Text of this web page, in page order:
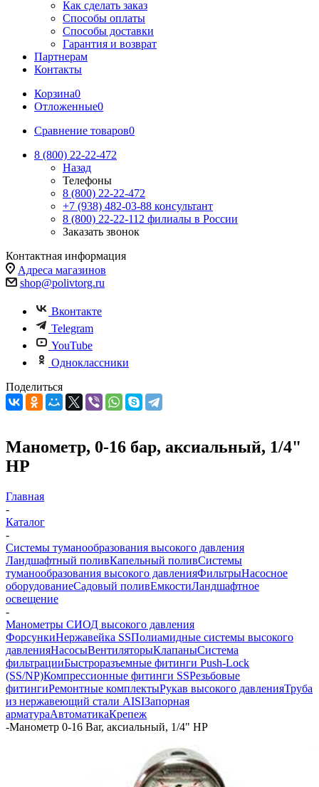
Как сделать заказ
Способы оплаты
Способы доставки
Гарантия и возврат
Партнерам
Контакты
Корзина0
Отложенные0
Сравнение товаров0
8 (800) 22-22-472
Назад
Телефоны
8 (800) 22-22-472
+7 (938) 482-03-88 консультант
8 (800) 22-22-112 филиалы в России
Заказать звонок
Контактная информация
Адреса магазинов
shop@polivtorg.ru
Вконтакте
Telegram
YouTube
Одноклассники
Поделиться
Манометр, 0-16 бар, аксиальный, 1/4"
НР
Главная
-
Каталог
-
Системы туманообразования высокого давления
Ландшафтный поливКапельный поливСистемы
туманообразования высокого давленияФильтрыНасосное
оборудованиеСадовый поливЕмкостиЛандшафтное
освещение
-
Манометры СИОД высокого давления
ФорсункиНержавейка SSПолиамидные системы высокого
давленияНасосыВентиляторыКлапаныСистема
фильтрацииБыстроразъемные фитинги Push-Lock
(SS/NP)Компрессионные фитинги SSРезьбовые
фитингиРемонтные комплектыРукав высокого давленияТруба
из нержавеющий стали AISIЗапорная
арматураАвтоматикаКрепеж
-Манометр 0-16 Bar, аксиальный, 1/4" НР